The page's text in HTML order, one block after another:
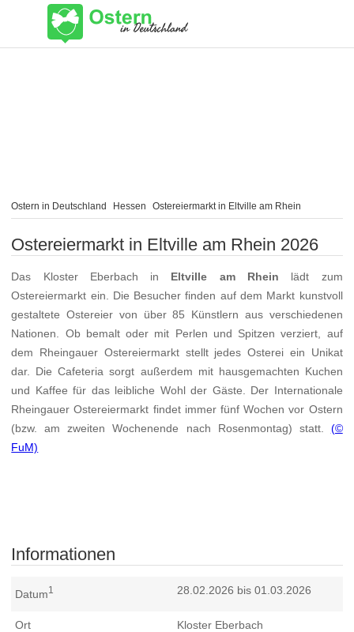
Ostern in Deutschland Hessen Ostereiermarkt in Eltville am Rhein
Ostereiermarkt in Eltville am Rhein 2026
Das Kloster Eberbach in Eltville am Rhein lädt zum
Ostereiermarkt ein. Die Besucher finden auf dem Markt kunstvoll
gestaltete Ostereier von über 85 Künstlern aus verschiedenen
Nationen. Ob bemalt oder mit Perlen und Spitzen verziert, auf
dem Rheingauer Ostereiermarkt stellt jedes Osterei ein Unikat
dar. Die Cafeteria sorgt außerdem mit hausgemachten Kuchen
und Kaffee für das leibliche Wohl der Gäste. Der Internationale
Rheingauer Ostereiermarkt findet immer fünf Wochen vor Ostern
(bzw. am zweiten Wochenende nach Rosenmontag) statt. (©
FuM)
Informationen
Datum1 28.02.2026 bis 01.03.2026
Ort
Kloster Eberbach